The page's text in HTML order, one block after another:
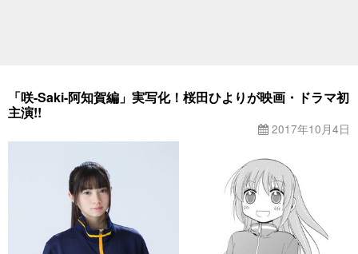
「咲-Saki-阿知賀編」実写化！桜田ひよりが映画・ドラマ初
主演!!
2017年10月4日